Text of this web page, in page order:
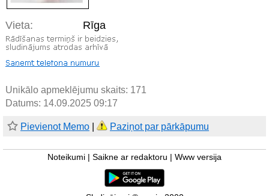
Vieta: Rīga
Unikālo apmeklējumu skaits: 171
Datums: 14.09.2025 09:17
Pievienot Memo Paziņot par pārkāpumu
Noteikumi Saikne ar redaktoru Www versija